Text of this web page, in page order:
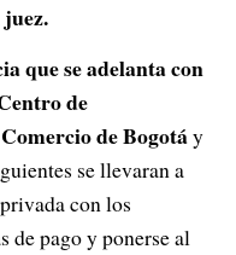
que se adelanta con
de
de Bogotáy
se llevaran a
con los
de pago y ponerse al